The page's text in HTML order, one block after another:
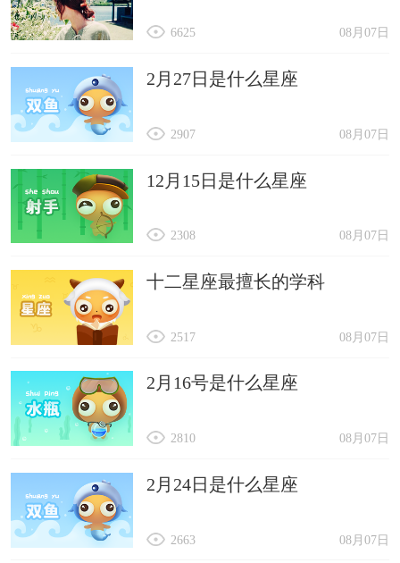
08月07日
6625
2月27日是什么星座
08月07日
2907
12月15日是什么星座
08月07日
2308
十二星座最擅长的学科
08月07日
2517
2月16号是什么星座
08月07日
2810
2月24日是什么星座
08月07日
2663